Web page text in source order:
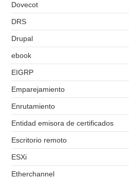
Dovecot
DRS
Drupal
ebook
EIGRP
Emparejamiento
Enrutamiento
Entidad emisora de certificados
Escritorio remoto
ESXi
Etherchannel